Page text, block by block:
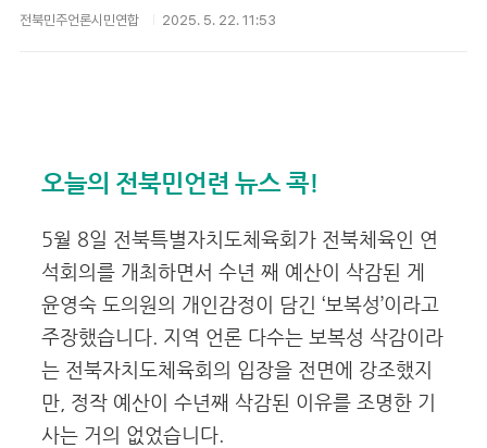
전북민주언론시민연합 2025. 5. 22. 11:53
오늘의 전북민언련 뉴스 콕!
5월 8일 전북특별자치도체육회가 전북체육인 연
석회의를 개최하면서 수년 째 예산이 삭감된 게
윤영숙 도의원의 개인감정이 담긴 ‘보복성’이라고
주장했습니다. 지역 언론 다수는 보복성 삭감이라
는 전북자치도체육회의 입장을 전면에 강조했지
만, 정작 예산이 수년째 삭감된 이유를 조명한 기
사는 거의 없었습니다.